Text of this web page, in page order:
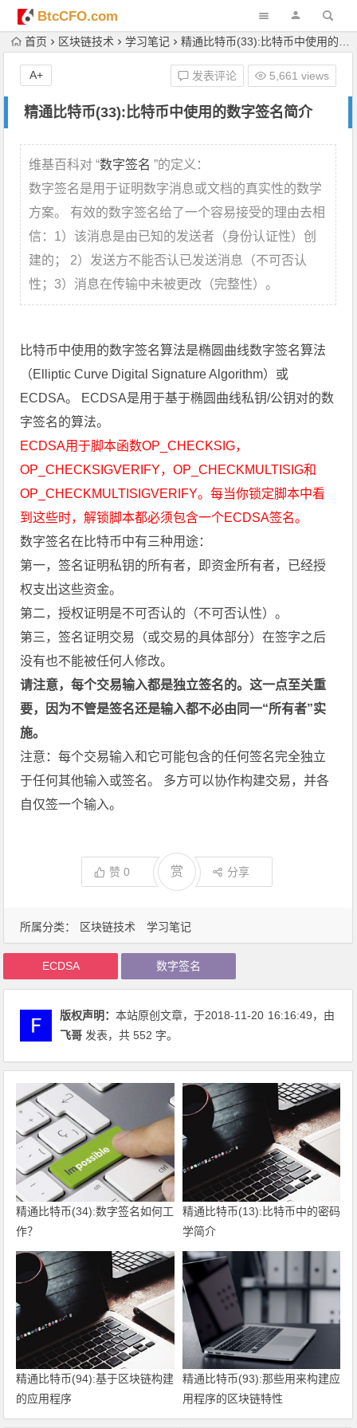
BtcCFO.com
首页 区块链技术 学习笔记 精通比特币(33):比特币中使用的数字签名简介
精通比特币(33):比特币中使用的数字签名简介
发表评论 5,661 views
A+
所属分类： 区块链技术 学习笔记
维基百科对 “数字签名 ”的定义：
数字签名是用于证明数字消息或文档的真实性的数学
方案。 有效的数字签名给了一个容易接受的理由去相
信：1）该消息是由已知的发送者（身份认证性）创
建的； 2）发送方不能否认已发送消息（不可否认
性；3）消息在传输中未被更改（完整性）。
比特币中使用的数字签名算法是椭圆曲线数字签名算法
（Elliptic Curve Digital Signature Algorithm）或
ECDSA。 ECDSA是用于基于椭圆曲线私钥/公钥对的数
字签名的算法。
ECDSA用于脚本函数OP_CHECKSIG，
OP_CHECKSIGVERIFY，OP_CHECKMULTISIG和
OP_CHECKMULTISIGVERIFY。每当你锁定脚本中看
到这些时，解锁脚本都必须包含一个ECDSA签名。
数字签名在比特币中有三种用途：
第一，签名证明私钥的所有者，即资金所有者，已经授
权支出这些资金。
第二，授权证明是不可否认的（不可否认性）。
第三，签名证明交易（或交易的具体部分）在签字之后
没有也不能被任何人修改。
请注意，每个交易输入都是独立签名的。这一点至关重
要，因为不管是签名还是输入都不必由同一“所有者”实
施。
注意：每个交易输入和它可能包含的任何签名完全独立
于任何其他输入或签名。 多方可以协作构建交易，并各
自仅签一个输入。
赞0 赏 分享
ECDSA 数字签名
版权声明：本站原创文章，于2018-11-20 16:16:49，由
飞哥 发表，共 552 字。
精通比特币(34):数字签名如何工
作？
精通比特币(13):比特币中的密码
学简介
精通比特币(94):基于区块链构建
的应用程序
精通比特币(93):那些用来构建应
用程序的区块链特性